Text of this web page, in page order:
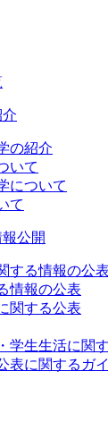
の紹介
いて
について
て
公開
する情報の公
情報の公表
関する公表
学生生活に関
表に関するガ